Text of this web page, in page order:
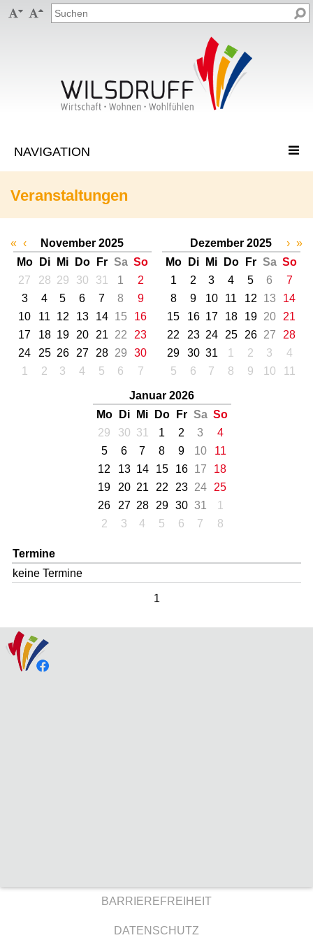
 
Veranstaltungen
« ‹
November 2025
Mo
Di Mi Do Fr Sa So
27
28 29 30 31 1
2
3
4 5 6 7 8
9
10
11 12 13 14 15
16
17
18 19 20 21 22
23
24
25 26 27 28 29
30
1
2 3 4 5 6 7
Dezember 2025
Mo
Di Mi Do Fr Sa So
1
2 3 4 5 6
7
8
9 10 11 12 13
14
15
16 17 18 19 20
21
22
23 24 25 26 27
28
29
30 31 1 2 3
4
5
6 7 8 9 10 11
Januar 2026
Mo
Di Mi Do Fr Sa So
29
30 31 1 2 3
4
5
6 7 8 9 10
11
12
13 14 15 16 17
18
19
20 21 22 23 24
25
26
27 28 29 30 31
1
2
3 4 5 6 7 8
› »
Termine
keine Termine
1
BARRIEREFREIHEIT
DATENSCHUTZ